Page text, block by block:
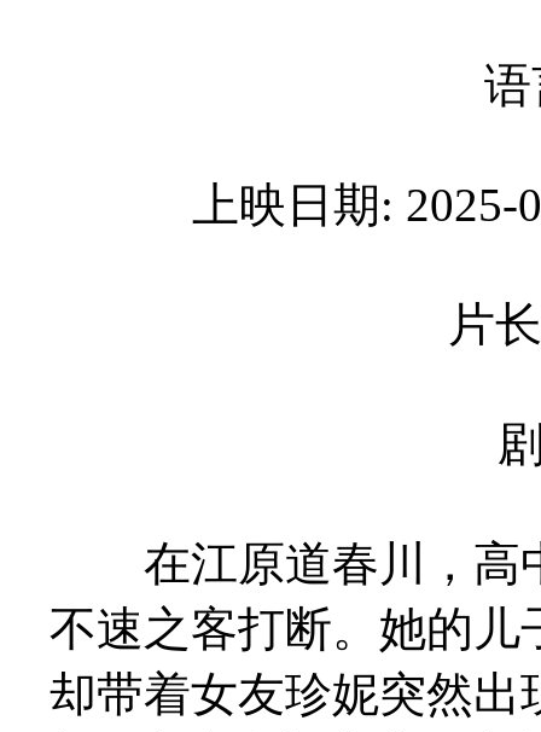
上映日期:
片
在江原道春川，高
不速之客打断。她的
却带着女友珍妮突然